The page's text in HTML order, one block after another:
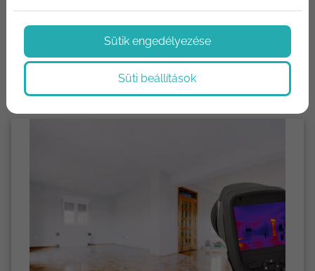
Hírek az építőipar világából. Termék újdonságok,
technológiák, újítások. Megoldások, tippek és trükkök.
Sütik engedélyezése
Süti beállítások